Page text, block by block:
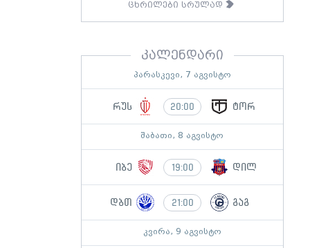
ცხრილები სრულად
კალენდარი
პარასკევი, 7 აგვისტო
რუს 20:00 ტორ
შაბათი, 8 აგვისტო
იბე 19:00 დილ
დბთ 21:00 გაგ
კვირა, 9 აგვისტო